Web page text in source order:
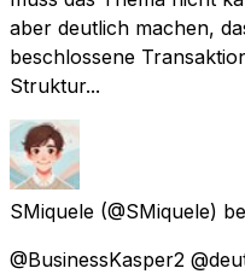
aber deutlich machen,
beschlossene
Struktur...
SMiquele (@SMiquele)
@BusinessKasper2